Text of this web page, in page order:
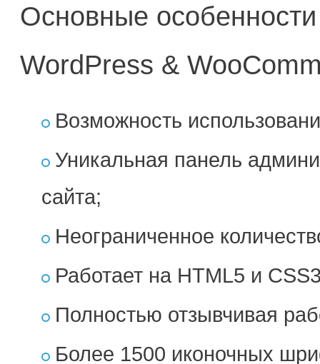
Основные
WordPress &
Возможность
Уникальная панель
сайта;
Неограниченное
Работает на HTML5 и
Полностью отзывчивая
Более 1500 иконочных